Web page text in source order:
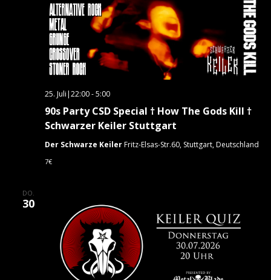
90s Party CSD Special † How The Gods Kill †
Schwarzer Keiler Stuttgart
25. Juli|22:00-5:00
Der Schwarze KeilerFritz-Elsas-Str.60, Stuttgart, Deutschland
7€
DO.
30